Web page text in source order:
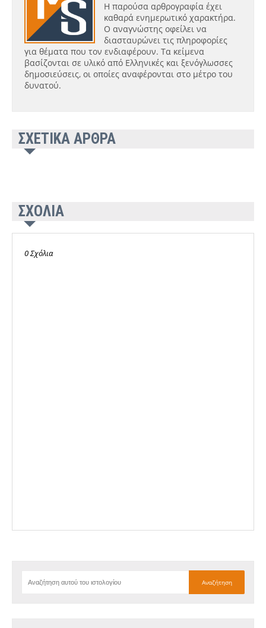
Η παρούσα αρθρογραφία έχει
καθαρά ενημερωτικό χαρακτήρα.
Ο αναγνώστης οφείλει να
διασταυρώνει τις πληροφορίες
για θέματα που τον ενδιαφέρουν. Τα κείμενα
βασίζονται σε υλικό από Ελληνικές και ξενόγλωσσες
δημοσιεύσεις, οι οποίες αναφέρονται στο μέτρο του
δυνατού.
ΣΧΕΤΙΚΑ ΑΡΘΡΑ
ΣΧΟΛΙΑ
0 Σχόλια